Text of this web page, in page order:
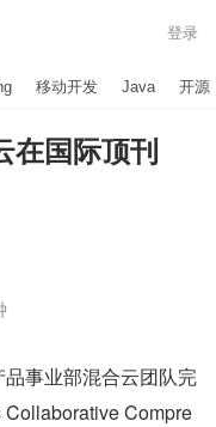
登录
移动开发 Java 开源
在国际顶刊
事业部混合云团队完
Compre